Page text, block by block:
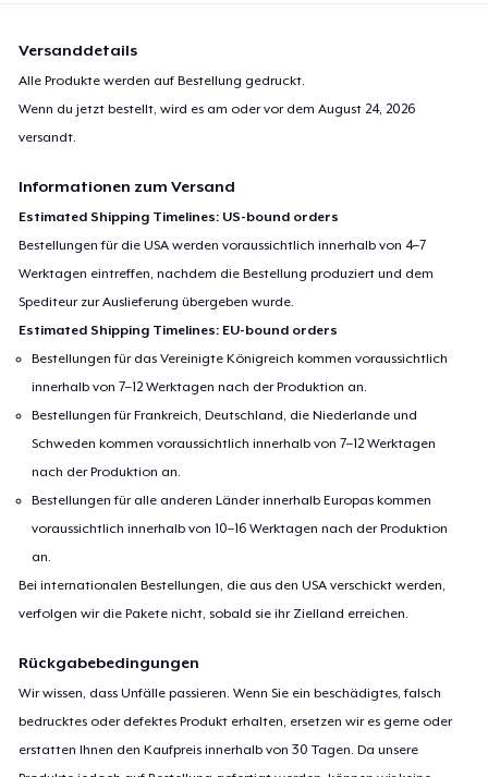
Versanddetails
Alle Produkte werden auf Bestellung gedruckt.
Wenn du jetzt bestellt, wird es am oder vor demAugust 24, 2026
versandt.
Informationen zum Versand
Estimated Shipping Timelines: US-bound orders
Bestellungen für die USA werden voraussichtlich innerhalb von 4–7
Werktagen eintreffen, nachdem die Bestellung produziert und dem
Spediteur zur Auslieferung übergeben wurde.
Estimated Shipping Timelines: EU-bound orders
Bestellungen für das Vereinigte Königreich kommen voraussichtlich
innerhalb von 7–12 Werktagen nach der Produktion an.
Bestellungen für Frankreich, Deutschland, die Niederlande und
Schweden kommen voraussichtlich innerhalb von 7–12 Werktagen
nach der Produktion an.
Bestellungen für alle anderen Länder innerhalb Europas kommen
voraussichtlich innerhalb von 10–16 Werktagen nach der Produktion
an.
Bei internationalen Bestellungen, die aus den USA verschickt werden,
verfolgen wir die Pakete nicht, sobald sie ihr Zielland erreichen.
Rückgabebedingungen
Wir wissen, dass Unfälle passieren. Wenn Sie ein beschädigtes, falsch
bedrucktes oder defektes Produkt erhalten, ersetzen wir es gerne oder
erstatten Ihnen den Kaufpreis innerhalb von 30 Tagen. Da unsere